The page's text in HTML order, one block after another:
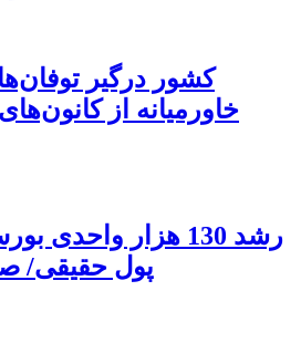
خاورمیانه از
پول حقیقی/ صف